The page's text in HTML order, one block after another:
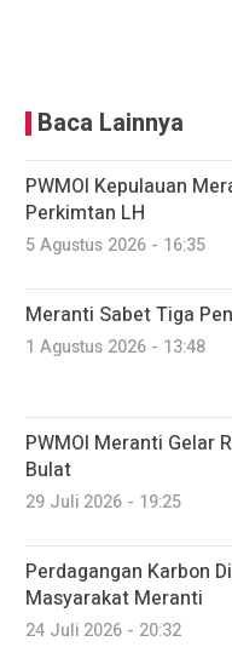
Baca Lainnya
PWMOI Kepulauan
Perkimtan LH
5 Agustus 2026 - 16:35
Meranti Sabet Tiga
1 Agustus 2026 - 13:48
PWMOI Meranti Gelar
Bulat
29 Juli 2026 - 19:25
Perdagangan Karbon
Masyarakat Meranti
24 Juli 2026 - 20:32